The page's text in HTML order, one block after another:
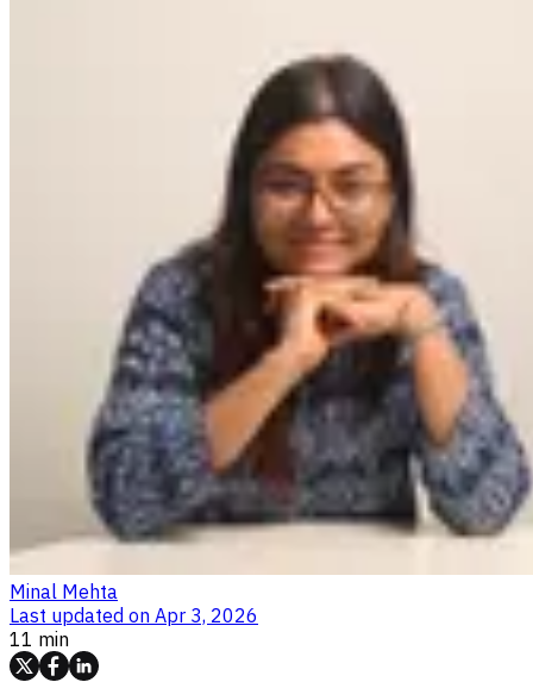
Minal Mehta
Last updated on Apr 3, 2026
11 min